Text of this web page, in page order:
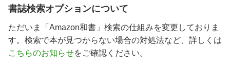
書誌検索オプションについて
ただいま「Amazon和書」検索の仕組みを変更しておりま
す。検索で本が見つからない場合の対処法など、詳しくは
こちらのお知らせをご確認ください。